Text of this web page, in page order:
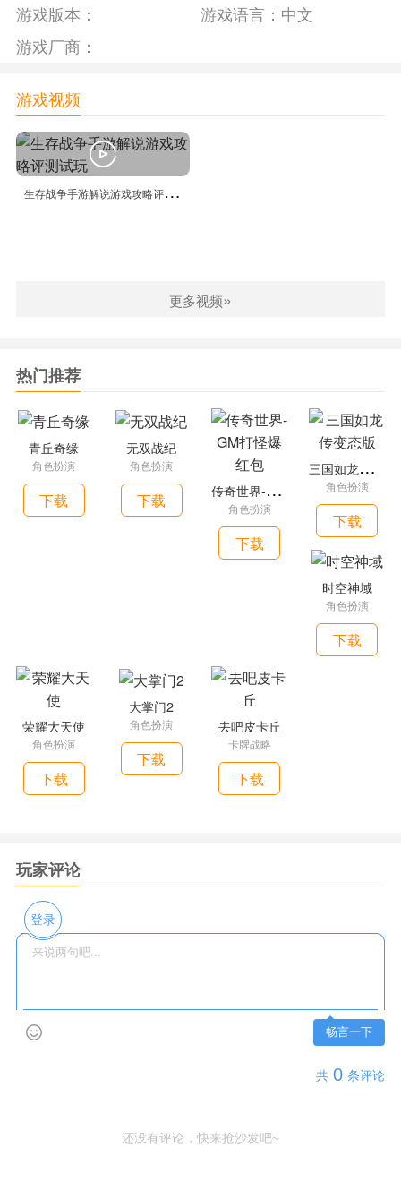
游戏版本：
游戏语言： 中文
游戏厂商：
游戏视频
生
存战争手游解说游戏攻略评测试玩
更多视频»
热门推荐
青丘奇缘
角色扮演
下载
无双战纪
角色扮演
下载 传
奇世界-GM打怪爆红包
角色扮演
下载
三
国如龙传变态版
角色扮演
下载
时空神域
角色扮演
下载
荣耀大天使
角色扮演
下载
大掌门2
角色扮演
下载
去吧皮卡丘
卡牌战略
下载
玩家评论
登录
畅言一下
共 0 条评论
还没有评论，快来抢沙发吧~